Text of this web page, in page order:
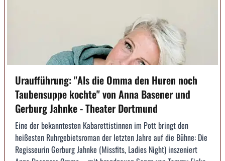
Uraufführung: "Als die Omma den Huren noch
Taubensuppe kochte" von Anna Basener und
Gerburg Jahnke - Theater Dortmund
Eine der bekanntesten Kabarettistinnen im Pott bringt den
heißesten Ruhrgebietsroman der letzten Jahre auf die Bühne: Die
Regisseurin Gerburg Jahnke (Missfits, Ladies Night) inszeniert